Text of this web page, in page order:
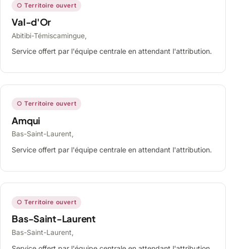
○ Territoire ouvert
Val-d'Or
Abitibi-Témiscamingue,
Service offert par l'équipe centrale en attendant l'attribution.
○ Territoire ouvert
Amqui
Bas-Saint-Laurent,
Service offert par l'équipe centrale en attendant l'attribution.
○ Territoire ouvert
Bas-Saint-Laurent
Bas-Saint-Laurent,